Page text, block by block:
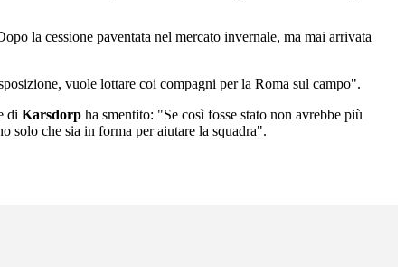
la cessione paventata nel mercato invernale, ma mai arrivata
vuole lottare coi compagni per la Roma sul campo".
di Karsdorp ha smentito: "Se così fosse stato non avrebbe più
solo che sia in forma per aiutare la squadra".